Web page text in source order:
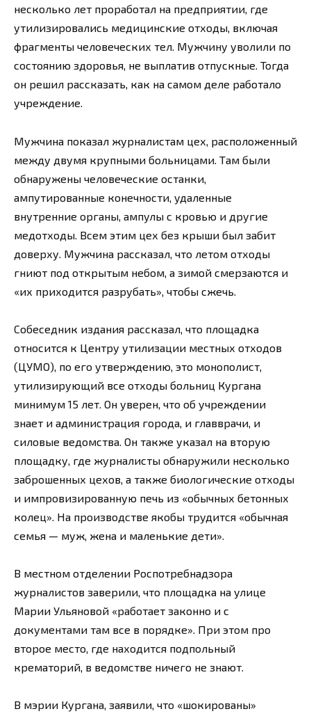
несколько лет проработал на предприятии, где
утилизировались медицинские отходы, включая
фрагменты человеческих тел. Мужчину уволили по
состоянию здоровья, не выплатив отпускные. Тогда
он решил рассказать, как на самом деле работало
учреждение.
Мужчина показал журналистам цех, расположенный
между двумя крупными больницами. Там были
обнаружены человеческие останки,
ампутированные конечности, удаленные
внутренние органы, ампулы с кровью и другие
медотходы. Всем этим цех без крыши был забит
доверху. Мужчина рассказал, что летом отходы
гниют под открытым небом, а зимой смерзаются и
«их приходится разрубать», чтобы сжечь.
Собеседник издания рассказал, что площадка
относится к Центру утилизации местных отходов
(ЦУМО), по его утверждению, это монополист,
утилизирующий все отходы больниц Кургана
минимум 15 лет. Он уверен, что об учреждении
знает и администрация города, и главврачи, и
силовые ведомства. Он также указал на вторую
площадку, где журналисты обнаружили несколько
заброшенных цехов, а также биологические отходы
и импровизированную печь из «обычных бетонных
колец». На производстве якобы трудится «обычная
семья — муж, жена и маленькие дети».
В местном отделении Роспотребнадзора
журналистов заверили, что площадка на улице
Марии Ульяновой «работает законно и с
документами там все в порядке». При этом про
второе место, где находится подпольный
крематорий, в ведомстве ничего не знают.
В мэрии Кургана, заявили, что «шокированы»